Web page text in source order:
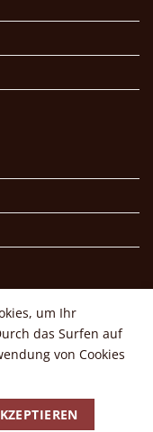
KG
um Ihr
das Surfen auf
von Cookies